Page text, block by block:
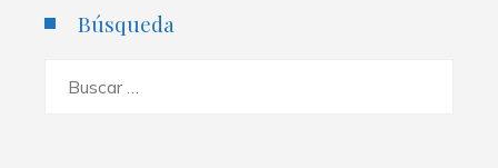
Búsqueda